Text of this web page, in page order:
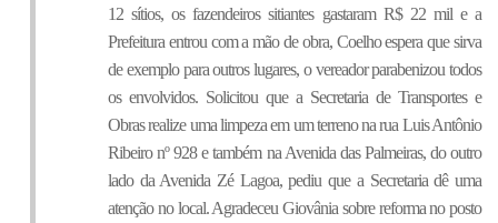
12 sítios, os fazendeiros sitiantes gastaram R$ 22 mil e a
Prefeitura entrou com a mão de obra, Coelho espera que sirva
de exemplo para outros lugares, o vereador parabenizou todos
os envolvidos. Solicitou que a Secretaria de Transportes e
Obras realize uma limpeza em um terreno na rua Luis Antônio
Ribeiro nº 928 e também na Avenida das Palmeiras, do outro
lado da Avenida Zé Lagoa, pediu que a Secretaria dê uma
atenção no local. Agradeceu Giovânia sobre reforma no posto